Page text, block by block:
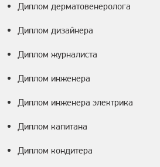
Диплом дерматовенеролога
Диплом дизайнера
Диплом журналиста
Диплом инженера
Диплом инженера электрика
Диплом капитана
Диплом кондитера